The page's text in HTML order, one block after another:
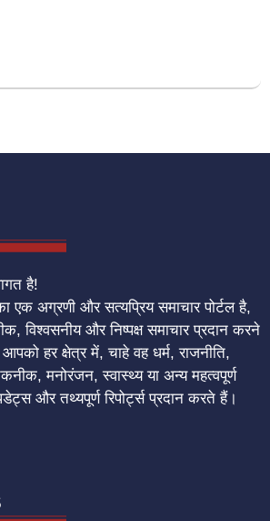
है!
एक अग्रणी और सत्यप्रिय समाचार पोर्टल है,
विश्वसनीय और निष्पक्ष समाचार प्रदान करने
हर क्षेत्र में, चाहे वह धर्म, राजनीति,
मनोरंजन, स्वास्थ्य या अन्य महत्वपूर्ण
और तथ्यपूर्ण रिपोर्ट्स प्रदान करते हैं।